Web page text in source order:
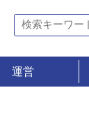
運営